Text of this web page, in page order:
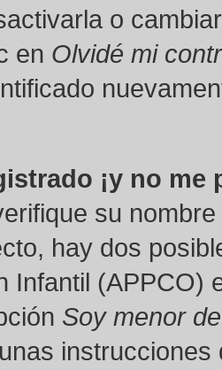
o
en Olvidé mi
¡y no
su
hay dos
Infantil (APPCO)
Soy menor